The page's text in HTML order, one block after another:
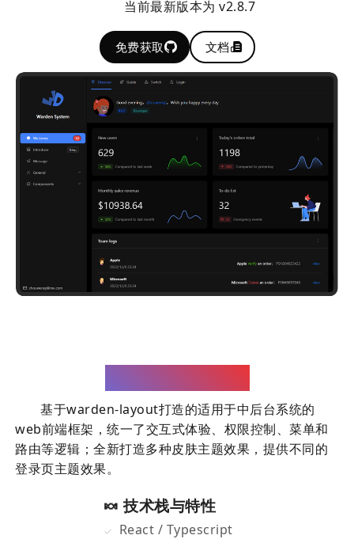
当前最新版本为 v2.8.7
免费获取 文档
基于warden-layout打造的适用于中后台系统的
web前端框架，统一了交互式体验、权限控制、菜单和
路由等逻辑；全新打造多种皮肤主题效果，提供不同的
登录页主题效果。
🍬 技术栈与特性
React / Typescript